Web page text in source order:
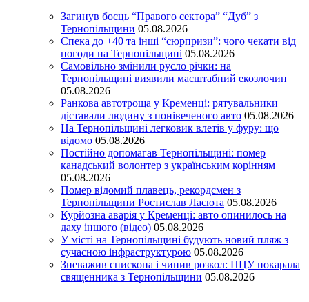
Загинув боєць “Правого сектора” “Дуб” з
Тернопільщини 05.08.2026
Спека до +40 та інші “сюрпризи”: чого чекати від
погоди на Тернопільщині 05.08.2026
Самовільно змінили русло річки: на
Тернопільщині виявили масштабний екозлочин
05.08.2026
Ранкова автотроща у Кременці: рятувальники
діставали людину з понівеченого авто 05.08.2026
На Тернопільщині легковик влетів у фуру: що
відомо 05.08.2026
Постійно допомагав Тернопільщині: помер
канадський волонтер з українським корінням
05.08.2026
Помер відомий плавець, рекордсмен з
Тернопільщини Ростислав Ласюта 05.08.2026
Курйозна аварія у Кременці: авто опинилось на
даху іншого (відео) 05.08.2026
У місті на Тернопільщині будують новий пляж з
сучасною інфраструктурою 05.08.2026
Зневажив єпископа і чинив розкол: ПЦУ покарала
священника з Тернопільщини 05.08.2026